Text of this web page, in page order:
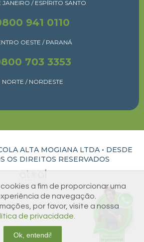
JANEIRO / ESPÍRITO SANTO
941 0110
OESTE / PARANÁ
703 3353
NORTE / NORDESTE
ALTA MOGIANA LTDA • DESDE
OS DIREITOS RESERVADOS
a fim de proporcionar uma
de navegação.
por favor, visite a nossa
de privacidade.
Ok, entendi!